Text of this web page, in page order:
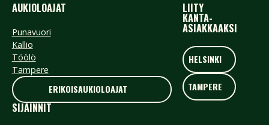
AUKIOLOAJAT
Punavuori
Kallio
Töölö
Tampere
ERIKOISAUKIOLOAJAT
ERIKOISAUKIOLOAJAT
SIJAINNIT
LIITY
KANTA-
ASIAKKAAKSI
HELSINKI
HELSINKI
TAMPERE
TAMPERE